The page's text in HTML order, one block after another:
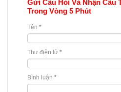
Gửi Câu Hỏi Và Nhận Câu
Trong Vòng 5 Phút
Tên *
Thư điện tử *
Bình luận *